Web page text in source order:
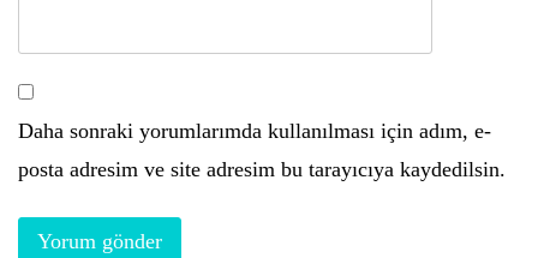
Daha sonraki yorumlarımda kullanılması için adım, e-
posta adresim ve site adresim bu tarayıcıya kaydedilsin.